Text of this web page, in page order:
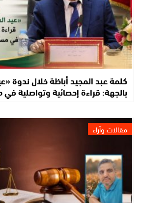
كلمة عبد المجيد أباظة خلال ندوة
بالجهة: قراءة إحصائية وتواصلية
مقالات وآراء